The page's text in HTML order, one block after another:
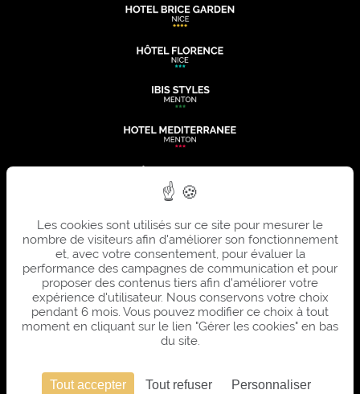
Les cookies sont utilisés sur ce site pour mesurer le
nombre de visiteurs afin d'améliorer son fonctionnement
et, avec votre consentement, pour évaluer la
performance des campagnes de communication et pour
proposer des contenus tiers afin d'améliorer votre
expérience d'utilisateur. Nous conservons votre choix
pendant 6 mois. Vous pouvez modifier ce choix à tout
moment en cliquant sur le lien "Gérer les cookies" en bas
du site.
Tout accepter Tout refuser Personnaliser